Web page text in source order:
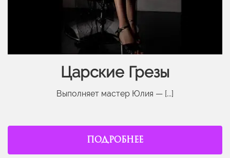
Царские Грезы
Выполняет мастер Юлия — [...]
ПОДРОБНЕЕ